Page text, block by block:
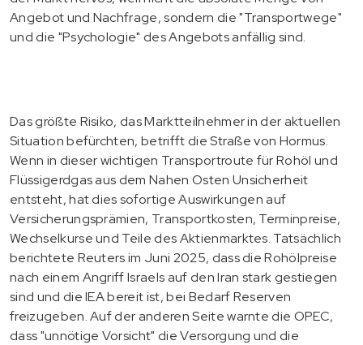
Angebot und Nachfrage, sondern die "Transportwege"
und die "Psychologie" des Angebots anfällig sind.
Das größte Risiko, das Marktteilnehmer in der aktuellen
Situation befürchten, betrifft die Straße von Hormus.
Wenn in dieser wichtigen Transportroute für Rohöl und
Flüssigerdgas aus dem Nahen Osten Unsicherheit
entsteht, hat dies sofortige Auswirkungen auf
Versicherungsprämien, Transportkosten, Terminpreise,
Wechselkurse und Teile des Aktienmarktes. Tatsächlich
berichtete Reuters im Juni 2025, dass die Rohölpreise
nach einem Angriff Israels auf den Iran stark gestiegen
sind und die IEA bereit ist, bei Bedarf Reserven
freizugeben. Auf der anderen Seite warnte die OPEC,
dass "unnötige Vorsicht" die Versorgung und die